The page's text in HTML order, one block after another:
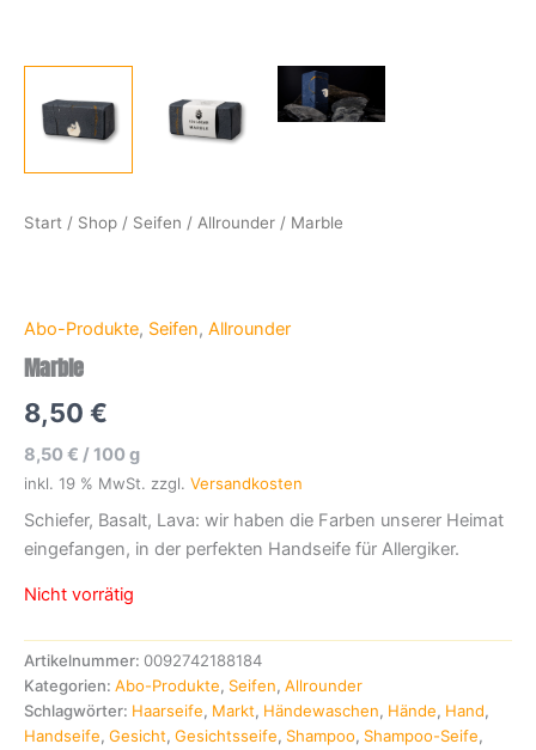
Start / Shop / Seifen / Allrounder / Marble
Abo-Produkte, Seifen, Allrounder
Marble
8,50 €
8,50 € /100 g
inkl. 19 % MwSt. zzgl. Versandkosten
Schiefer, Basalt, Lava: wir haben die Farben unserer Heimat
eingefangen, in der perfekten Handseife für Allergiker.
Nicht vorrätig
Artikelnummer: 0092742188184
Kategorien: Abo-Produkte, Seifen, Allrounder
Schlagwörter: Haarseife, Markt, Händewaschen, Hände, Hand,
Handseife, Gesicht, Gesichtsseife, Shampoo, Shampoo-Seife,